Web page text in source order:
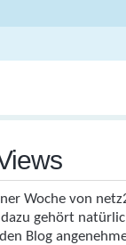
Woche von
gehört
Blog